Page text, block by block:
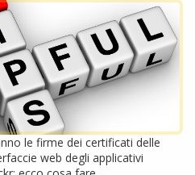
le firme dei certificati delle
web degli applicativi